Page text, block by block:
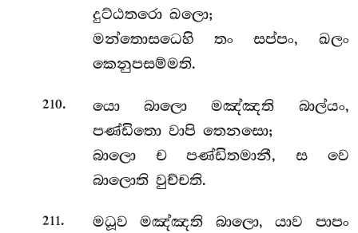
දුට්ඨතරො ඛලො;
මන්තොසධෙහි තං සප්පං, ඛලං
කෙනුපසම්මති.
210. යොබාලො මඤ්ඤති බාල්යං,
පණ්ඩිතො වාපි තෙනසො;
බාලො ච පණ්ඩිතමානී, ස වෙ
බාලොති වුච්චති.
211.
මධූව මඤ්ඤති බාලො, යාව පාපං